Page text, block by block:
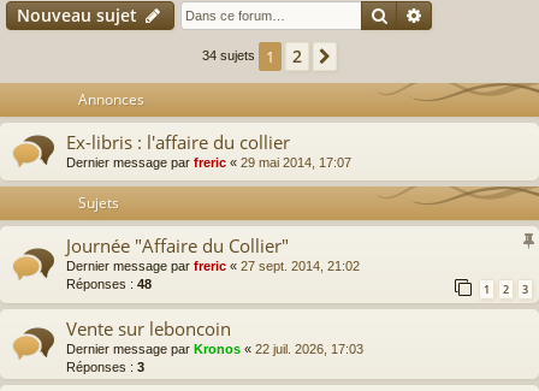
h
e
Nouveau sujet Rechercher
34 sujets 1 2
Annonces
Ex-libris : l'affaire du collier
Dernier message par freric « 29 mai 2014, 17:07
Sujets
Journée "Affaire du Collier"
Dernier message par freric « 27 sept. 2014, 21:02
Réponses : 48 1 2 3
Vente sur leboncoin
Dernier message par Kronos « 22 juil. 2026, 17:03
Réponses : 3